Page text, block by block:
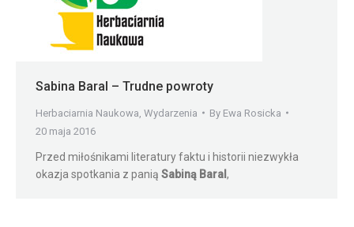
Sabina Baral – Trudne powroty
Herbaciarnia Naukowa Wydarzenia By Ewa Rosicka
20 maja 2016
Przed miłośnikami literatury faktu i historii niezwykła
okazja spotkania z panią Sabiną Baral ,